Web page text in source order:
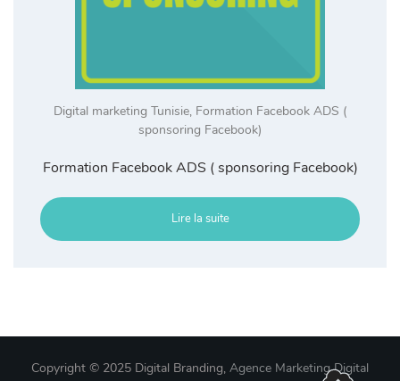
Digital marketing Tunisie, Formation Facebook ADS (
sponsoring Facebook)
Formation Facebook ADS ( sponsoring Facebook)
Lire la suite
Copyright © 2025 Digital Branding, Agence Marketing Digital